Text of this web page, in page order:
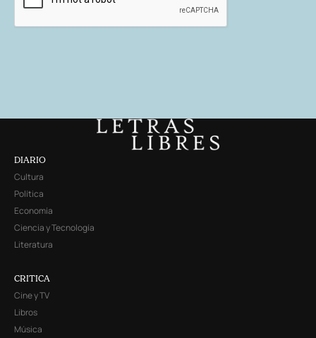
DIARIO
Cultura
Política
Economía
Ciencia y Tecnología
Literatura
CRITICA
Cine y TV
Libros
Música